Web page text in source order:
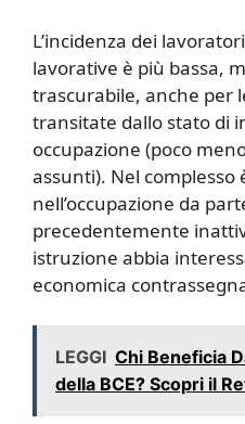
L’incidenza dei
lavorative è più bassa,
trascurabile, anche per
transitate dallo stato di
occupazione (poco
assunti). Nel complesso
nell’occupazione da
precedentemente
istruzione abbia
economica
LEGGI Chi Beneficia
della BCE? Scopri il